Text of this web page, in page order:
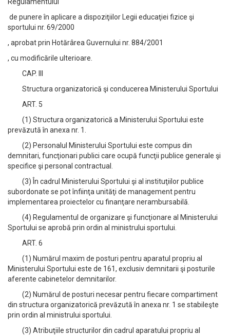
de punere în aplicare a dispoziţiilor Legii educaţiei fizice şi
sportului nr. 69/2000
, aprobat prin Hotărârea Guvernului nr. 884/2001
, cu modificările ulterioare.
CAP. III
Structura organizatorică şi conducerea Ministerului Sportului
ART. 5
(1) Structura organizatorică a Ministerului Sportului este
prevăzută în anexa nr. 1.
(2) Personalul Ministerului Sportului este compus din
demnitari, funcţionari publici care ocupă funcţii publice generale şi
specifice şi personal contractual.
(3) În cadrul Ministerului Sportului şi al instituţiilor publice
subordonate se pot înfiinţa unităţi de management pentru
implementarea proiectelor cu finanţare nerambursabilă.
(4) Regulamentul de organizare şi funcţionare al Ministerului
Sportului se aprobă prin ordin al ministrului sportului.
ART. 6
(1) Numărul maxim de posturi pentru aparatul propriu al
Ministerului Sportului este de 161, exclusiv demnitarii şi posturile
aferente cabinetelor demnitarilor.
(2) Numărul de posturi necesar pentru fiecare compartiment
din structura organizatorică prevăzută în anexa nr. 1 se stabileşte
prin ordin al ministrului sportului.
(3) Atribuţiile structurilor din cadrul aparatului propriu al